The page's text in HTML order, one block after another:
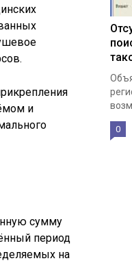
и
сумму
период
на
0